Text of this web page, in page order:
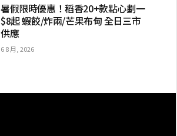
暑假限時優惠！稻香20+款點心劃一
$8起 蝦餃/炸兩/芒果布甸 全日三市
供應
6 8 月, 2026